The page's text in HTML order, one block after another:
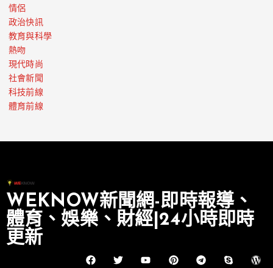
情侶
政治快訊
教育與科學
熱吻
現代時尚
社會新聞
科技前線
體育前線
WEKNOW新聞網-即時報導、
體育、娛樂、財經|24小時即時
更新